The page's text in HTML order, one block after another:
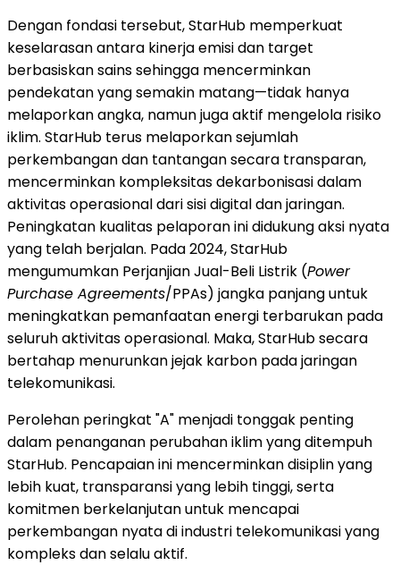
Dengan fondasi tersebut, StarHub memperkuat
keselarasan antara kinerja emisi dan target
berbasiskan sains sehingga mencerminkan
pendekatan yang semakin matang—tidak hanya
melaporkan angka, namun juga aktif mengelola risiko
iklim. StarHub terus melaporkan sejumlah
perkembangan dan tantangan secara transparan,
mencerminkan kompleksitas dekarbonisasi dalam
aktivitas operasional dari sisi digital dan jaringan.
Peningkatan kualitas pelaporan ini didukung aksi nyata
yang telah berjalan. Pada 2024, StarHub
mengumumkan Perjanjian Jual-Beli Listrik (Power
Purchase Agreements/PPAs) jangka panjang untuk
meningkatkan pemanfaatan energi terbarukan pada
seluruh aktivitas operasional. Maka, StarHub secara
bertahap menurunkan jejak karbon pada jaringan
telekomunikasi.
Perolehan peringkat "A" menjadi tonggak penting
dalam penanganan perubahan iklim yang ditempuh
StarHub. Pencapaian ini mencerminkan disiplin yang
lebih kuat, transparansi yang lebih tinggi, serta
komitmen berkelanjutan untuk mencapai
perkembangan nyata di industri telekomunikasi yang
kompleks dan selalu aktif.